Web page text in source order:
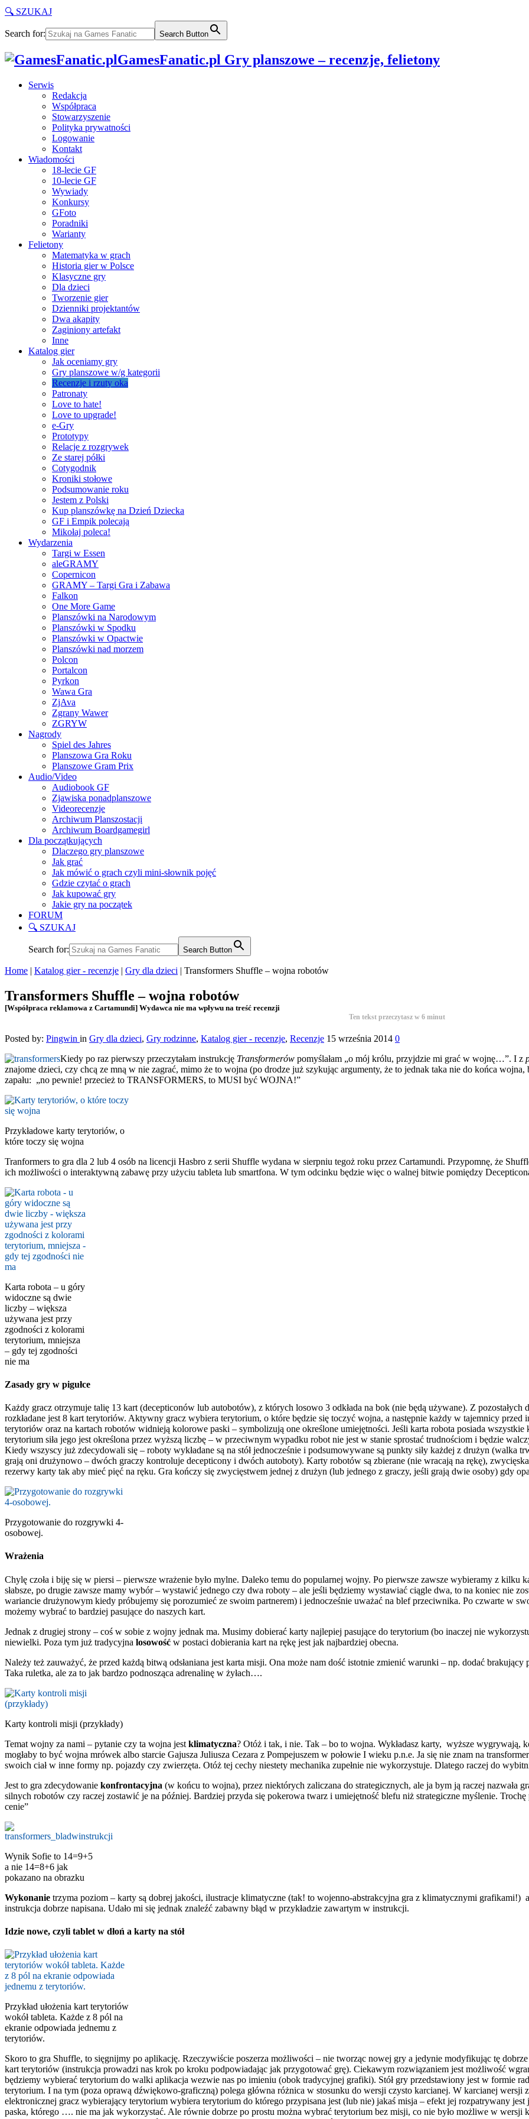
🔍 SZUKAJ
Search for: Search Button
GamesFanatic.pl Gry planszowe – recenzje, felietony
Serwis
Redakcja
Współpraca
Stowarzyszenie
Polityka prywatności
Logowanie
Kontakt
Wiadomości
18-lecie GF
10-lecie GF
Wywiady
Konkursy
GFoto
Poradniki
Warianty
Felietony
Matematyka w grach
Historia gier w Polsce
Klasyczne gry
Dla dzieci
Tworzenie gier
Dzienniki projektantów
Dwa akapity
Zaginiony artefakt
Inne
Katalog gier
Jak oceniamy gry
Gry planszowe w/g kategorii
Recenzje i rzuty oka
Patronaty
Love to hate!
Love to upgrade!
e-Gry
Prototypy
Relacje z rozgrywek
Ze starej półki
Cotygodnik
Kroniki stołowe
Podsumowanie roku
Jestem z Polski
Kup planszówkę na Dzień Dziecka
GF i Empik polecają
Mikołaj poleca!
Wydarzenia
Targi w Essen
aleGRAMY
Copernicon
GRAMY – Targi Gra i Zabawa
Falkon
One More Game
Planszówki na Narodowym
Planszówki w Spodku
Planszówki w Opactwie
Planszówki nad morzem
Polcon
Portalcon
Pyrkon
Wawa Gra
ZjAva
Zgrany Wawer
ZGRYW
Nagrody
Spiel des Jahres
Planszowa Gra Roku
Planszowe Gram Prix
Audio/Video
Audiobook GF
Zjawiska ponadplanszowe
Videorecenzje
Archiwum Planszostacji
Archiwum Boardgamegirl
Dla początkujących
Dlaczego gry planszowe
Jak grać
Jak mówić o grach czyli mini-słownik pojęć
Gdzie czytać o grach
Jak kupować gry
Jakie gry na początek
FORUM
🔍 SZUKAJ
Search for: Search Button
Home | Katalog gier - recenzje | Gry dla dzieci | Transformers Shuffle – wojna robotów
Transformers Shuffle – wojna robotów
[Współpraca reklamowa z Cartamundi] Wydawca nie ma wpływu na treść recenzji
Ten tekst przeczytasz w 6 minut
Posted by: Pingwin in Gry dla dzieci, Gry rodzinne, Katalog gier - recenzje, Recenzje 15 września 2014 0
Kiedy po raz pierwszy przeczytałam instrukcję Transformerów pomyślałam „o mój królu, przyjdzie mi grać w wojnę…”. I z
znajome dzieci, czy chcą ze mną w nie zagrać, mimo że to wojna (po drodze już szykując argumenty, że to jednak taka nie do końca wojna,
zapału: „no pewnie! przecież to TRANSFORMERS, to MUSI być WOJNA!”
Przykładowe karty terytoriów, o
które toczy się wojna
Tranformers to gra dla 2 lub 4 osób na licencji Hasbro z serii Shuffle wydana w sierpniu tegoż roku przez Cartamundi. Przypomnę, że
ich możliwości o interaktywną zabawę przy użyciu tableta lub smartfona. W tym odcinku będzie więc o walnej bitwie pomiędzy
Karta robota – u góry
widoczne są dwie
liczby – większa
używana jest przy
zgodności z kolorami
terytorium, mniejsza
– gdy tej zgodności
nie ma
Zasady gry w pigułce
Każdy gracz otrzymuje talię 13 kart (decepticonów lub autobotów), z których losowo 3 odkłada na bok (nie będą używane). Z pozostałych
rozkładane jest 8 kart terytoriów. Aktywny gracz wybiera terytorium, o które będzie się toczyć wojna, a następnie każdy w tajemnicy
terytoriów oraz na kartach robotów widnieją kolorowe paski – symbolizują one określone umiejętności. Jeśli karta robota posiada
terytorium siła jego jest określona przez wyższą liczbę – w przeciwnym wypadku robot nie jest w stanie sprostać trudnościom i będzie
Kiedy wszyscy już zdecydowali się – roboty wykładane są na stół jednocześnie i podsumowywane są punkty siły każdej z drużyn (walka
grają oni drużynowo – dwóch graczy kontroluje decepticony i dwóch autoboty). Karty robotów są zbierane (nie wracają na rękę),
rezerwy karty tak aby mieć pięć na ręku. Gra kończy się zwycięstwem jednej z drużyn (lub jednego z graczy, jeśli grają dwie osoby) gdy
Przygotowanie do rozgrywki 4-
osobowej.
Wrażenia
Chylę czoła i biję się w piersi – pierwsze wrażenie było mylne. Daleko temu do popularnej wojny. Po pierwsze zawsze wybieramy z kilku
słabsze, po drugie zawsze mamy wybór – wystawić jednego czy dwa roboty – ale jeśli będziemy wystawiać ciągle dwa, to na koniec nie
wariancie drużynowym kiedy próbujemy się porozumieć ze swoim partnerem) i jednocześnie uważać na blef przeciwnika. Po czwarte w
możemy wybrać to bardziej pasujące do naszych kart.
Jednak z drugiej strony – coś w sobie z wojny jednak ma. Musimy dobierać karty najlepiej pasujące do terytorium (bo inaczej nie
niewielki. Poza tym już tradycyjna losowość w postaci dobierania kart na rękę jest jak najbardziej obecna.
Należy też zauważyć, że przed każdą bitwą odsłaniana jest karta misji. Ona może nam dość istotnie zmienić warunki – np. dodać
Taka ruletka, ale za to jak bardzo podnosząca adrenalinę w żyłach….
Karty kontroli misji (przykłady)
Temat wojny za nami – pytanie czy ta wojna jest klimatyczna? Otóż i tak, i nie. Tak – bo to wojna. Wykładasz karty, wyższe wygrywają,
mogłaby to być wojna mrówek albo starcie Gajusza Juliusza Cezara z Pompejuszem w połowie I wieku p.n.e. Ja się nie znam na
swoich ciał w inne formy np. pojazdy czy zwierzęta. Otóż tej cechy niestety mechanika zupełnie nie wykorzystuje. Dlatego raczej do
Jest to gra zdecydowanie konfrontacyjna (w końcu to wojna), przez niektórych zaliczana do strategicznych, ale ja bym ją raczej nazwała
silnych robotów czy raczej zostawić je na później. Bardziej przyda się pokerowa twarz i umiejętność blefu niż strategiczne myślenie.
cenie”
Wynik Sofie to 14=9+5
a nie 14=8+6 jak
pokazano na obrazku
Wykonanie trzyma poziom – karty są dobrej jakości, ilustracje klimatyczne (tak! to wojenno-abstrakcyjna gra z klimatycznymi grafikami!)
instrukcja dobrze napisana. Udało mi się jednak znaleźć zabawny błąd w przykładzie zawartym w instrukcji.
Idzie nowe, czyli tablet w dłoń a karty na stół
Przykład ułożenia kart terytoriów
wokół tableta. Każde z 8 pól na
ekranie odpowiada jednemu z
terytoriów.
Skoro to gra Shuffle, to sięgnijmy po aplikację. Rzeczywiście poszerza możliwości – nie tworząc nowej gry a jedynie modyfikując tę dobrze
kart terytoriów (instrukcja prowadzi nas krok po kroku podpowiadając jak przygotować grę). Ciekawym rozwiązaniem jest możliwość
będziemy wybierać terytorium do walki aplikacja wezwie nas po imieniu (obok tradycyjnej grafiki). Stół gry przedstawiony jest w formie
terytorium. I na tym (poza oprawą dźwiękowo-graficzną) polega główna różnica w stosunku do wersji czysto karcianej. W karcianej
elektronicznej gracz wybierający terytorium wybiera terytorium do którego przypisana jest (lub nie) jakaś misja – efekt jej rozpatrywany
paska, którego …. nie ma jak wykorzystać. Ale równie dobrze po prostu można wybrać terytorium bez misji, co nie było możliwe w wersji